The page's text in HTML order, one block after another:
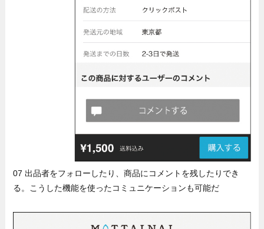
07 出品者をフォローしたり、商品にコメントを残したりでき
る。こうした機能を使ったコミュニケーションも可能だ